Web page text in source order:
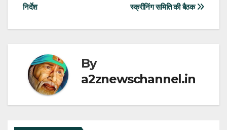
स्क्रीनिंग समिति की बैठक
निर्देश
By
a2znewschannel.in